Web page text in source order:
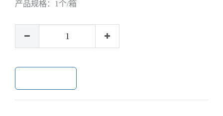
产品规格： 1个/箱